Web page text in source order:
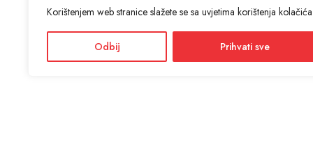
Korištenjem web stranice slažete se sa uvjetima korištenja kolačića
Odbij Prihvati sve